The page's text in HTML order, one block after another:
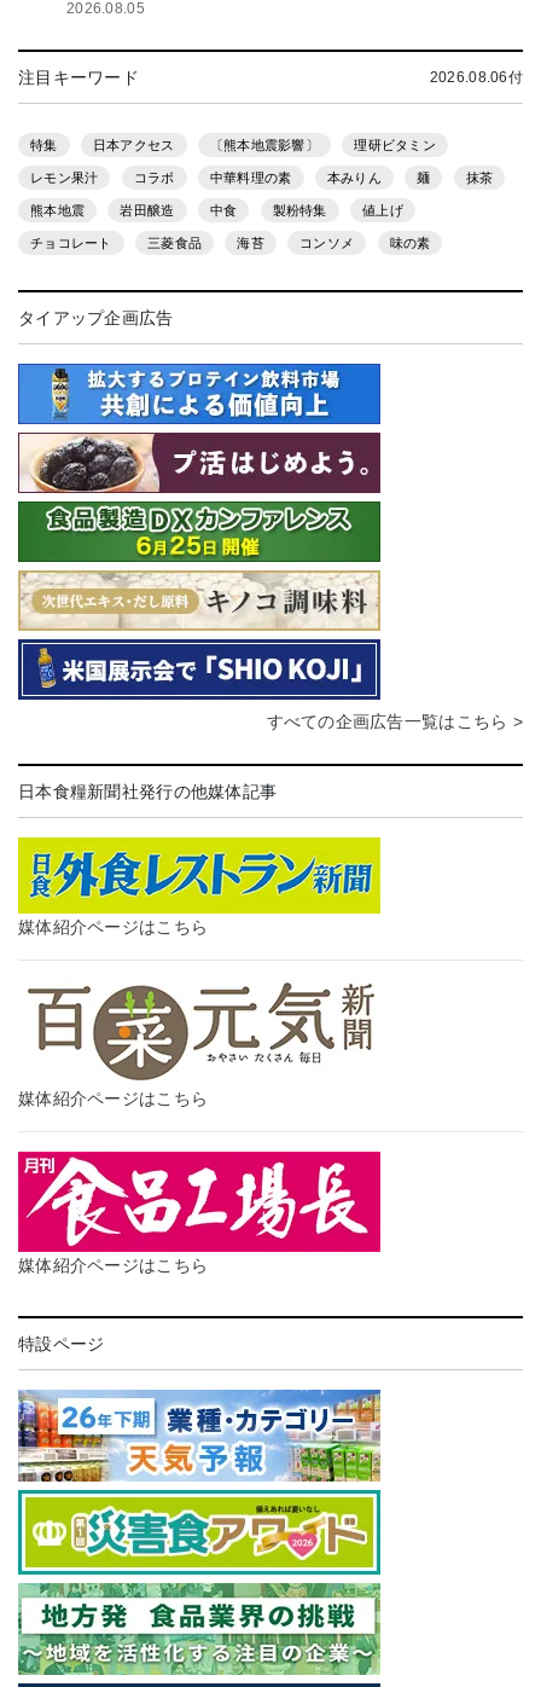
2026.08.05
注目キーワード 2026.08.06付
特集 日本アクセス 〔熊本地震影響〕 理研ビタミン
レモン果汁 コラボ 中華料理の素 本みりん 麺 抹茶
熊本地震 岩田醸造 中食 製粉特集 値上げ
チョコレート 三菱食品 海苔 コンソメ 味の素
タイアップ企画広告
すべての企画広告一覧はこちら >
日本食糧新聞社発行の他媒体記事
媒体紹介ページはこちら
媒体紹介ページはこちら
媒体紹介ページはこちら
特設ページ